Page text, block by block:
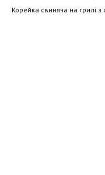
Корейка свиняча на грилі